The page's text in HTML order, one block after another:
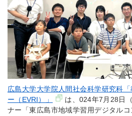
広島大学大学院人間社会科学研究科
ー（EVRI）」
は、024年7月28日
ナー「東広島市地域学習用デジタル